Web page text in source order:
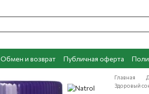
Обмен и возврат Публичная оферта
Главная
Здоровый